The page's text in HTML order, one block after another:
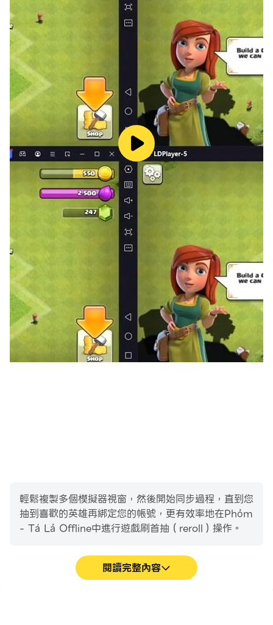
kịch tính và đòi hỏi sự tính toán trong mỗi ván
chơi, hơn thế nữa bạn có thể tận hưởng Phỏm (Tá
Lả) ở bất cứ đâu, bất cứ khi nào mà không cần kết
nối internet.
Chào mừng bạn đến với Phỏm - Tá Lả Offline -
Trò chơi Phỏm (Tá Lả) nay đã có mặt trên thiết bị
di động của bạn.
*********TÍNH NĂNG CHÍNH*********
***HOÀN TOÀN MIỄN PHÍ VÀ KHÔNG CẦN KẾT
NỘI MẠNG
Thưởng thức trò chơi Phỏm (Tá Lả) mọi lúc, mọi
nơi mà không cần kết nối internet. Ngoài ra, nhận
thêm quà thưởng hàng ngày để nâng cao trải
nghiệm chơi game của bạn.
***NHIỀU PHÒNG ĐỂ LỰA CHỌN
Có nhiều phòng chơi với số lượng người chơi khác
nhau, mang lại trải nghiệm chơi game đa dạng.
- Phòng 2 Người Chơi: Mang đến trải nghiệm thân
thiện và nhanh chóng, tạo không khí thư giãn và
***NÂNG CAO KỸ NĂNG CÙNG VỚI HỆ THỐNG
BOT ĐƯỢC ĐÀO TẠO TỐT
Thách thức bản thân với hệ thống bot được đào
quen thuộc và rèn luyện kỹ năng của bạn và giành
lấy chiến thắng.
輕鬆複製多個模擬器視窗，然後開始同步過程，直到您
抽到喜歡的英雄再綁定您的帳號，更有效率地在Phỏm
- Tá Lả Offline中進行遊戲刷首抽（reroll）操作。
閱讀完整內容